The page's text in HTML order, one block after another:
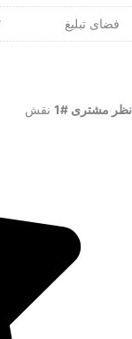
فضای تبلیغ
نظر مشتری #1 نقش